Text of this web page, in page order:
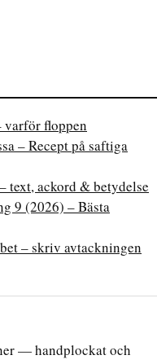
varför floppen
– Recept på saftiga
text, ackord & betydelse
9 (2026) – Bästa
– skriv avtackningen
— handplockat och